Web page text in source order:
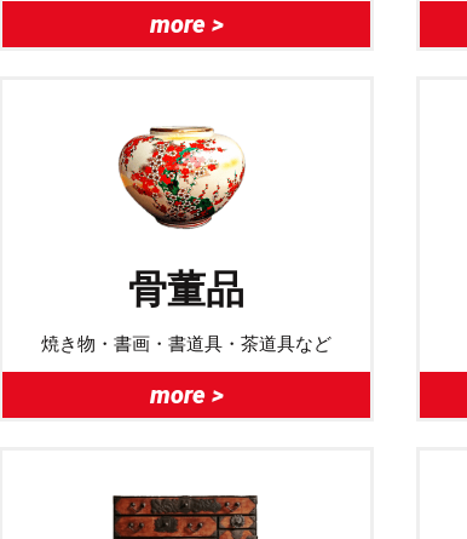
more >
骨董品
焼き物・書画・書道具・茶道具など
more >